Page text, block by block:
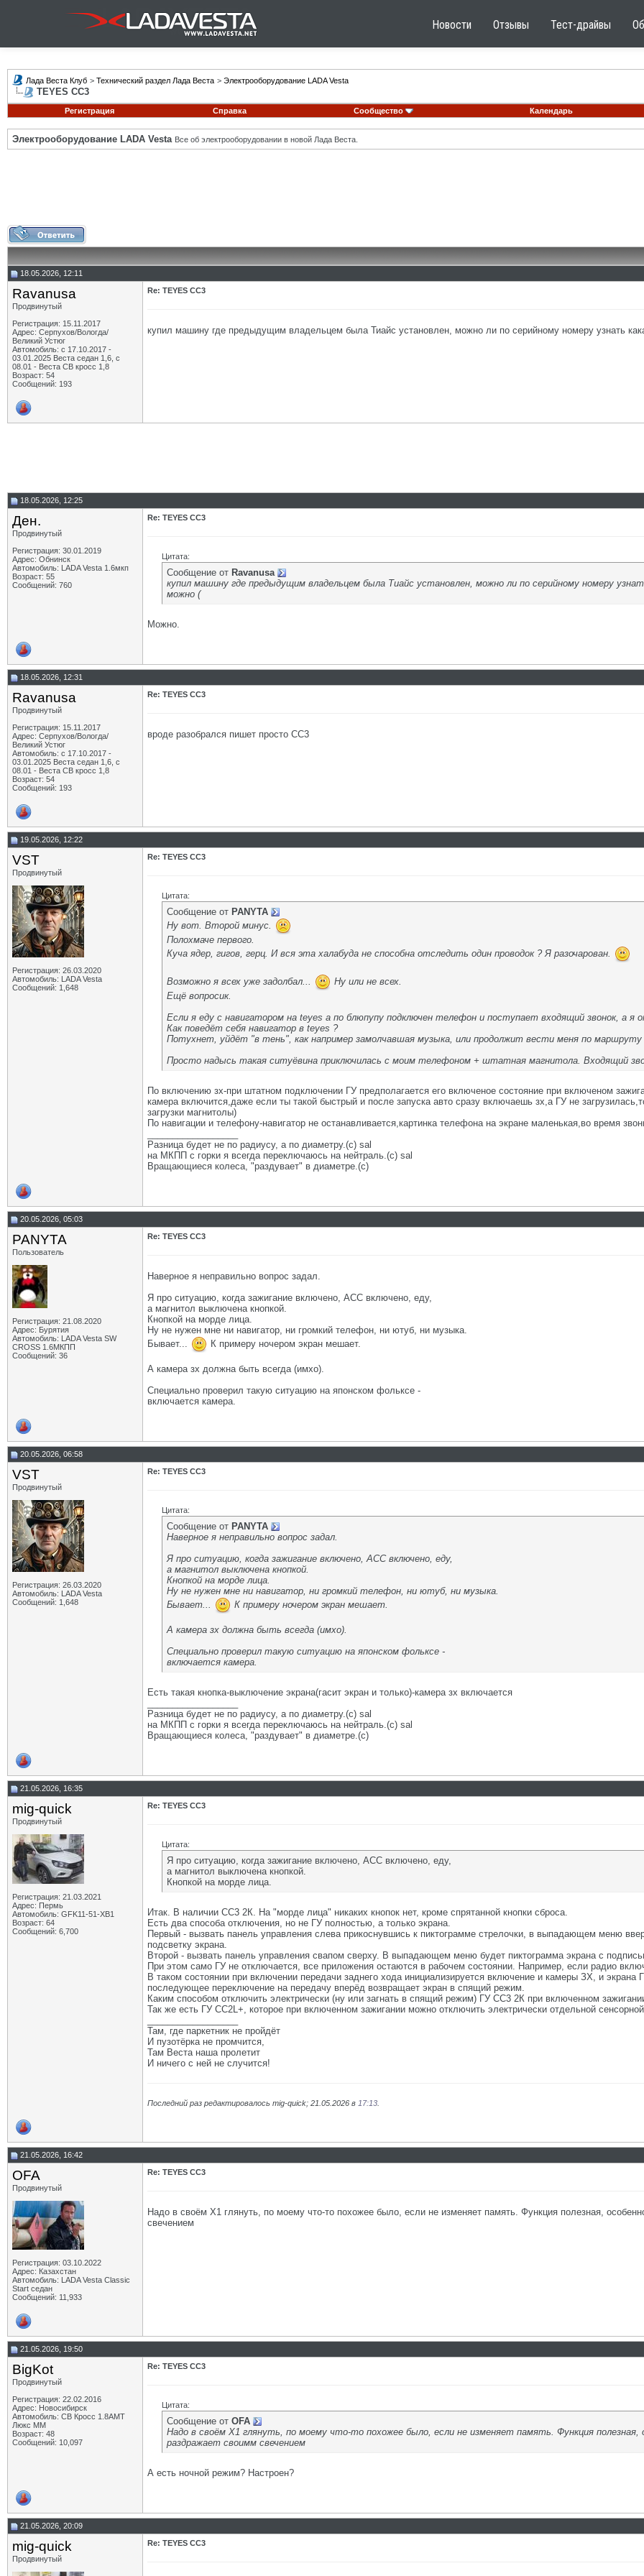
Новости Отзывы Тест-драйвы
Лада Веста Клуб > Технический раздел Лада Веста > Электрооборудование LADA Vesta
TEYES CC3
Регистрация
Справка Сообщество Календарь
Электрооборудование LADA Vesta Все об электрооборудовании в новой Лада Веста.
18.05.2026, 12:11
Ravanusa
Продвинутый
Регистрация: 15.11.2017
Адрес: Серпухов/Вологда/
Великий Устюг
Автомобиль: с 17.10.2017 -
03.01.2025 Веста седан 1,6, с
08.01 - Веста СВ кросс 1,8
Возраст: 54
Сообщений: 193
Re: TEYES CC3
купил машину где предыдущим владельцем была Тиайс установлен, можно ли по серийному номеру узнать
18.05.2026, 12:25
Ден.
Продвинутый
Регистрация: 30.01.2019
Адрес: Обнинск
Автомобиль: LADA Vesta 1.6мкп
Возраст: 55
Сообщений: 760
Re: TEYES CC3
Цитата:
Сообщение от Ravanusa
купил машину где предыдущим владельцем была Тиайс установлен, можно ли по серийному номеру
можно (
Можно.
18.05.2026, 12:31
Ravanusa
Продвинутый
Регистрация: 15.11.2017
Адрес: Серпухов/Вологда/
Великий Устюг
Автомобиль: с 17.10.2017 -
03.01.2025 Веста седан 1,6, с
08.01 - Веста СВ кросс 1,8
Возраст: 54
Сообщений: 193
Re: TEYES CC3
вроде разобрался пишет просто СС3
19.05.2026, 12:22
VST
Продвинутый
Регистрация: 26.03.2020
Автомобиль: LADA Vesta
Сообщений: 1,648
Re: TEYES CC3
Цитата:
Сообщение от PANYTA
Ну вот. Второй минус.
Полохмаче первого.
Куча ядер, гигов, герц. И вся эта халабуда не способна отследить один проводок ? Я разочарован.
Возможно я всех уже задолбал...
Ну или не всех.
Ещё вопросик.
Если я еду с навигатором на teyes а по блюпупу подключен телефон и поступает входящий звонок, а я
Как поведёт себя навигатор в teyes ?
Потухнет, уйдёт "в тень", как например замолчавшая музыка, или продолжит вести меня по маршруту
Просто надысь такая ситуёвина приключилась с моим телефоном + штатная магнитола. Входящий
По включению зх-при штатном подключении ГУ предполагается его включеное состояние при включеном
камера включится,даже если ты такой быстрый и после запуска авто сразу включаешь зх,а ГУ не
загрузки магнитолы)
По навигации и телефону-навигатор не останавливается,картинка телефона на экране маленькая,во время
Разница будет не по радиусу, а по диаметру.(с) sal
на МКПП с горки я всегда переключаюсь на нейтраль.(с) sal
Вращающиеся колеса, "раздувает" в диаметре.(с)
20.05.2026, 05:03
PANYTA
Пользователь
Регистрация: 21.08.2020
Адрес: Бурятия
Автомобиль: LADA Vesta SW
CROSS 1.6МКПП
Сообщений: 36
Re: TEYES CC3
Наверное я неправильно вопрос задал.
Я про ситуацию, когда зажигание включено, ACC включено, еду,
а магнитол выключена кнопкой.
Кнопкой на морде лица.
Ну не нужен мне ни навигатор, ни громкий телефон, ни ютуб, ни музыка.
Бывает...
К примеру ночером экран мешает.
А камера зх должна быть всегда (имхо).
Специально проверил такую ситуацию на японском фольксе -
включается камера.
20.05.2026, 06:58
VST
Продвинутый
Регистрация: 26.03.2020
Автомобиль: LADA Vesta
Сообщений: 1,648
Re: TEYES CC3
Цитата:
Сообщение от PANYTA
Наверное я неправильно вопрос задал.
Я про ситуацию, когда зажигание включено, ACC включено, еду,
а магнитол выключена кнопкой.
Кнопкой на морде лица.
Ну не нужен мне ни навигатор, ни громкий телефон, ни ютуб, ни музыка.
Бывает...
К примеру ночером экран мешает.
А камера зх должна быть всегда (имхо).
Специально проверил такую ситуацию на японском фольксе -
включается камера.
Есть такая кнопка-выключение экрана(гасит экран и только)-камера зх включается
Разница будет не по радиусу, а по диаметру.(с) sal
на МКПП с горки я всегда переключаюсь на нейтраль.(с) sal
Вращающиеся колеса, "раздувает" в диаметре.(с)
21.05.2026, 16:35
mig-quick
Продвинутый
Регистрация: 21.03.2021
Адрес: Пермь
Автомобиль: GFK11-51-ХВ1
Возраст: 64
Сообщений: 6,700
Re: TEYES CC3
Цитата:
Я про ситуацию, когда зажигание включено, ACC включено, еду,
а магнитол выключена кнопкой.
Кнопкой на морде лица.
Итак. В наличии СС3 2К. На "морде лица" никаких кнопок нет, кроме спрятанной кнопки сброса.
Есть два способа отключения, но не ГУ полностью, а только экрана.
Первый - вызвать панель управления слева прикоснувшись к пиктограмме стрелочки, в выпадающем меню
подсветку экрана.
Второй - вызвать панель управления свапом сверху. В выпадающем меню будет пиктограмма экрана с
При этом само ГУ не отключается, все приложения остаются в рабочем состоянии. Например, если радио
В таком состоянии при включении передачи заднего хода инициализируется включение и камеры ЗХ, и
последующее переключение на передачу вперёд возвращает экран в спящий режим.
Каким способом отключить электрически (ну или загнать в спящий режим) ГУ СС3 2К при включенном
Так же есть ГУ СС2L+, которое при включенном зажигании можно отключить электрически отдельной
Там, где паркетник не пройдёт
И пузотёрка не промчится,
Там Веста наша пролетит
И ничего с ней не случится!
Последний раз редактировалось mig-quick; 21.05.2026 в 17:13
21.05.2026, 16:42
OFA
Продвинутый
Регистрация: 03.10.2022
Адрес: Казахстан
Автомобиль: LADA Vesta Classic
Start седан
Сообщений: 11,933
Re: TEYES CC3
Надо в своём Х1 глянуть, по моему что-то похожее было, если не изменяет память. Функция полезная,
свечением
21.05.2026, 19:50
BigKot
Продвинутый
Регистрация: 22.02.2016
Адрес: Новосибирск
Автомобиль: СВ Кросс 1.8АМТ
Люкс ММ
Возраст: 48
Сообщений: 10,097
Re: TEYES CC3
Цитата:
Сообщение от OFA
Надо в своём Х1 глянуть, по моему что-то похожее было, если не изменяет память. Функция
раздражает своимм свечением
А есть ночной режим? Настроен?
21.05.2026, 20:09
mig-quick
Продвинутый
Re: TEYES CC3